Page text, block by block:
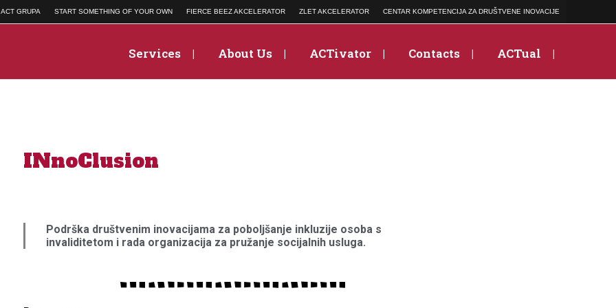
ACT GRUPA START SOMETHING OF YOUR OWN FIERCE BEEZ AKCELERATOR ZLET AKCELERATOR CENTAR KOMPETENCIJA ZA DRUŠTVENE INOVACIJE
Services About Us ACTivator Contacts ACTual
INnoClusion
Podrška društvenim inovacijama za poboljšanje inkluzije osoba s
invaliditetom i rada organizacija za pružanje socijalnih usluga.